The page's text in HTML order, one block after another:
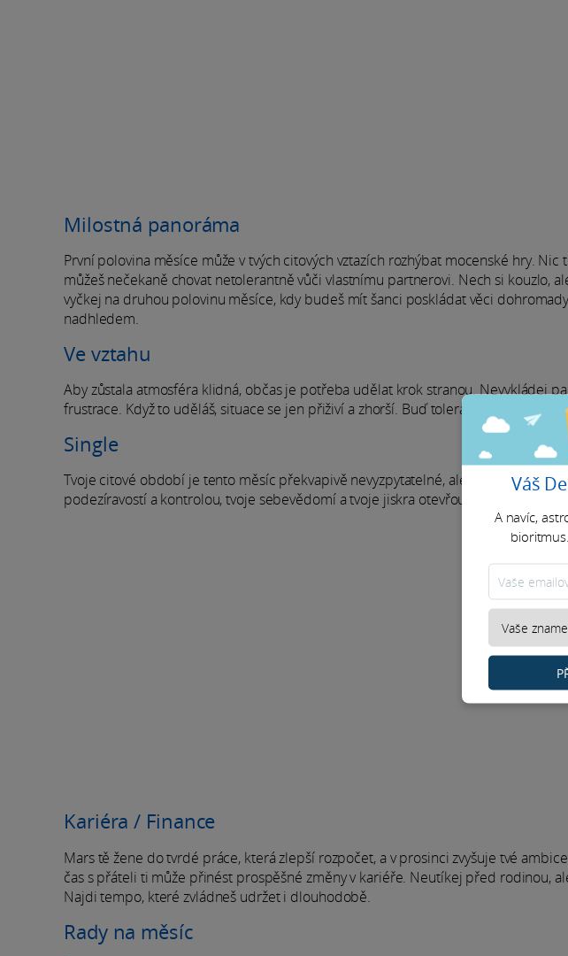
Milostná panoráma
První polovina měsíce může v tvých citových vztazích rozhýbat mocenské hry.
můžeš nečekaně chovat netolerantně vůči vlastnímu partnerovi. Nech si kouzlo,
vyčkej na druhou polovinu měsíce, kdy budeš mít šanci poskládat věci
nadhledem.
Ve vztahu
Aby zůstala atmosféra klidná, občas je potřeba udělat krok stranou. Nevykládej
frustrace. Když to uděláš, situace se jen přiživí a zhorší. Buď tolerantní a trpělivý.
Single
Tvoje citové období je tento měsíc překvapivě nevyzpytatelné, ale překvapení
podezíravostí a kontrolou, tvoje sebevědomí a tvoje jiskra otevřou dveře do
Kariéra / Finance
Mars tě žene do tvrdé práce, která zlepší rozpočet, a v prosinci zvyšuje tvé
čas s přáteli ti může přinést prospěšné změny v kariéře. Neutíkej před rodinou,
Najdi tempo, které zvládneš udržet i dlouhodobě.
Rady na měsíc
Váš
A navíc,